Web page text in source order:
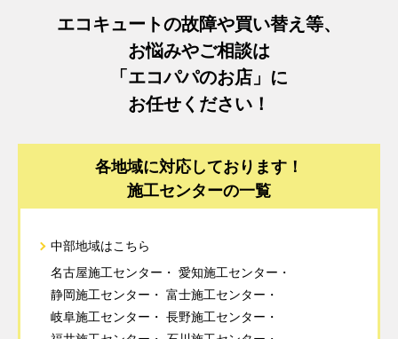
エコキュートの故障や買い替え等、
お悩みやご相談は
「エコパパのお店」に
お任せください！
各地域に対応しております！
施工センターの一覧
中部地域はこちら
名古屋施工センター
愛知施工センター
静岡施工センター
富士施工センター
岐阜施工センター
長野施工センター